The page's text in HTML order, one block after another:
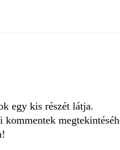
egy kis részét látja.
kommentek